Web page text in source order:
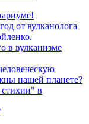
от вулканолога
в вулканизме
нашей планете?
в